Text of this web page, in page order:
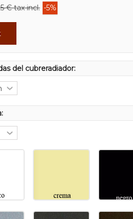
€tax incl. -5%
del cubreradiador: